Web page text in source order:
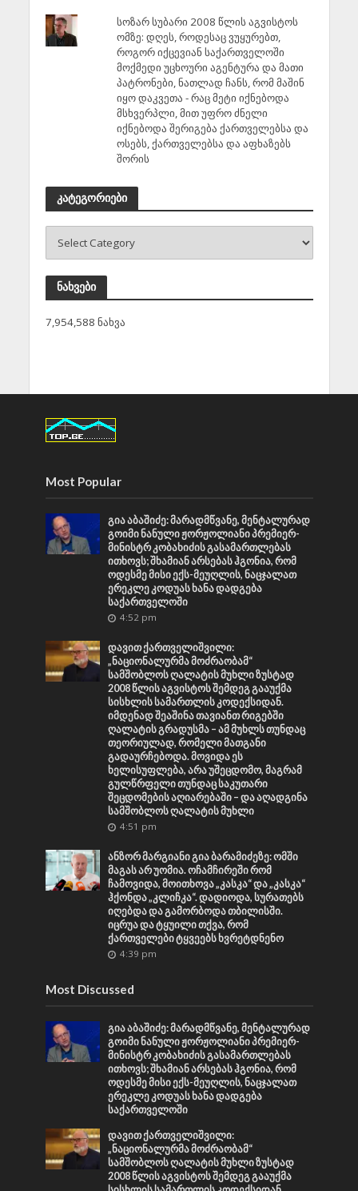
სოზარ სუბარი 2008 წლის აგვისტოს
ომზე: დღეს, როდესაც ვუყურებთ,
როგორ იქცევიან საქართველოში
მოქმედი უცხოური აგენტურა და მათი
პატრონები, ნათლად ჩანს, რომ მაშინ
იყო დაკვეთა - რაც მეტი იქნებოდა
მსხვერპლი, მით უფრო ძნელი
იქნებოდა შერიგება ქართველებსა და
ოსებს, ქართველებსა და აფხაზებს
შორის
კატეგორიები
ნახვები
7,954,588 ნახვა
Most Popular
გია აბაშიძე: მარადმწვანე, მენტალურად
გოიმი ნანული ჟორჟოლიანი პრემიერ-
მინისტრ კობახიძის გასამართლებას
ითხოვს; შხამიან არსებას ჰგონია, რომ
ოდესმე მისი ექს-მეუღლის, ნაცჯალათ
ერეკლე კოდუას ხანა დადგება
საქართველოში
4:52 pm
დავით ქართველიშვილი:
„ნაციონალურმა მოძრაობამ“
სამშობლოს ღალატის მუხლი ზუსტად
2008 წლის აგვისტოს შემდეგ გააუქმა
სისხლის სამართლის კოდექსიდან.
იმდენად შეაშინა თავიანთ რიგებში
ღალატის გრადუსმა – ამ მუხლს თუნდაც
თეორიულად, რომელი მათგანი
გადაურჩებოდა. მოვიდა ეს
ხელისუფლება, არა უშეცდომო, მაგრამ
გულწრფელი თუნდაც საკუთარი
შეცდომების აღიარებაში – და აღადგინა
სამშობლოს ღალატის მუხლი
4:51 pm
ანზორ მარგიანი გია ბარამიძეზე: ომში
მაგას არ უომია. ოჩამჩირეში რომ
ჩამოვიდა, მოითხოვა „კასკა“ და „კასკა“
ჰქონდა „კლიჩკა“. დადიოდა, სურათებს
იღებდა და გამორბოდა თბილისში.
იცრუა და ტყუილი თქვა, რომ
ქართველები ტყვეებს ხვრეტდნენო
4:39 pm
Most Discussed
გია აბაშიძე: მარადმწვანე, მენტალურად
გოიმი ნანული ჟორჟოლიანი პრემიერ-
მინისტრ კობახიძის გასამართლებას
ითხოვს; შხამიან არსებას ჰგონია, რომ
ოდესმე მისი ექს-მეუღლის, ნაცჯალათ
ერეკლე კოდუას ხანა დადგება
საქართველოში
დავით ქართველიშვილი:
„ნაციონალურმა მოძრაობამ“
სამშობლოს ღალატის მუხლი ზუსტად
2008 წლის აგვისტოს შემდეგ გააუქმა